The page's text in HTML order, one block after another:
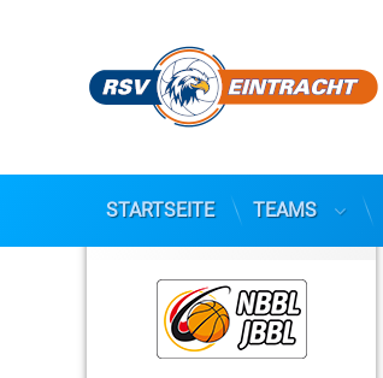
STARTSEITE TEAMS